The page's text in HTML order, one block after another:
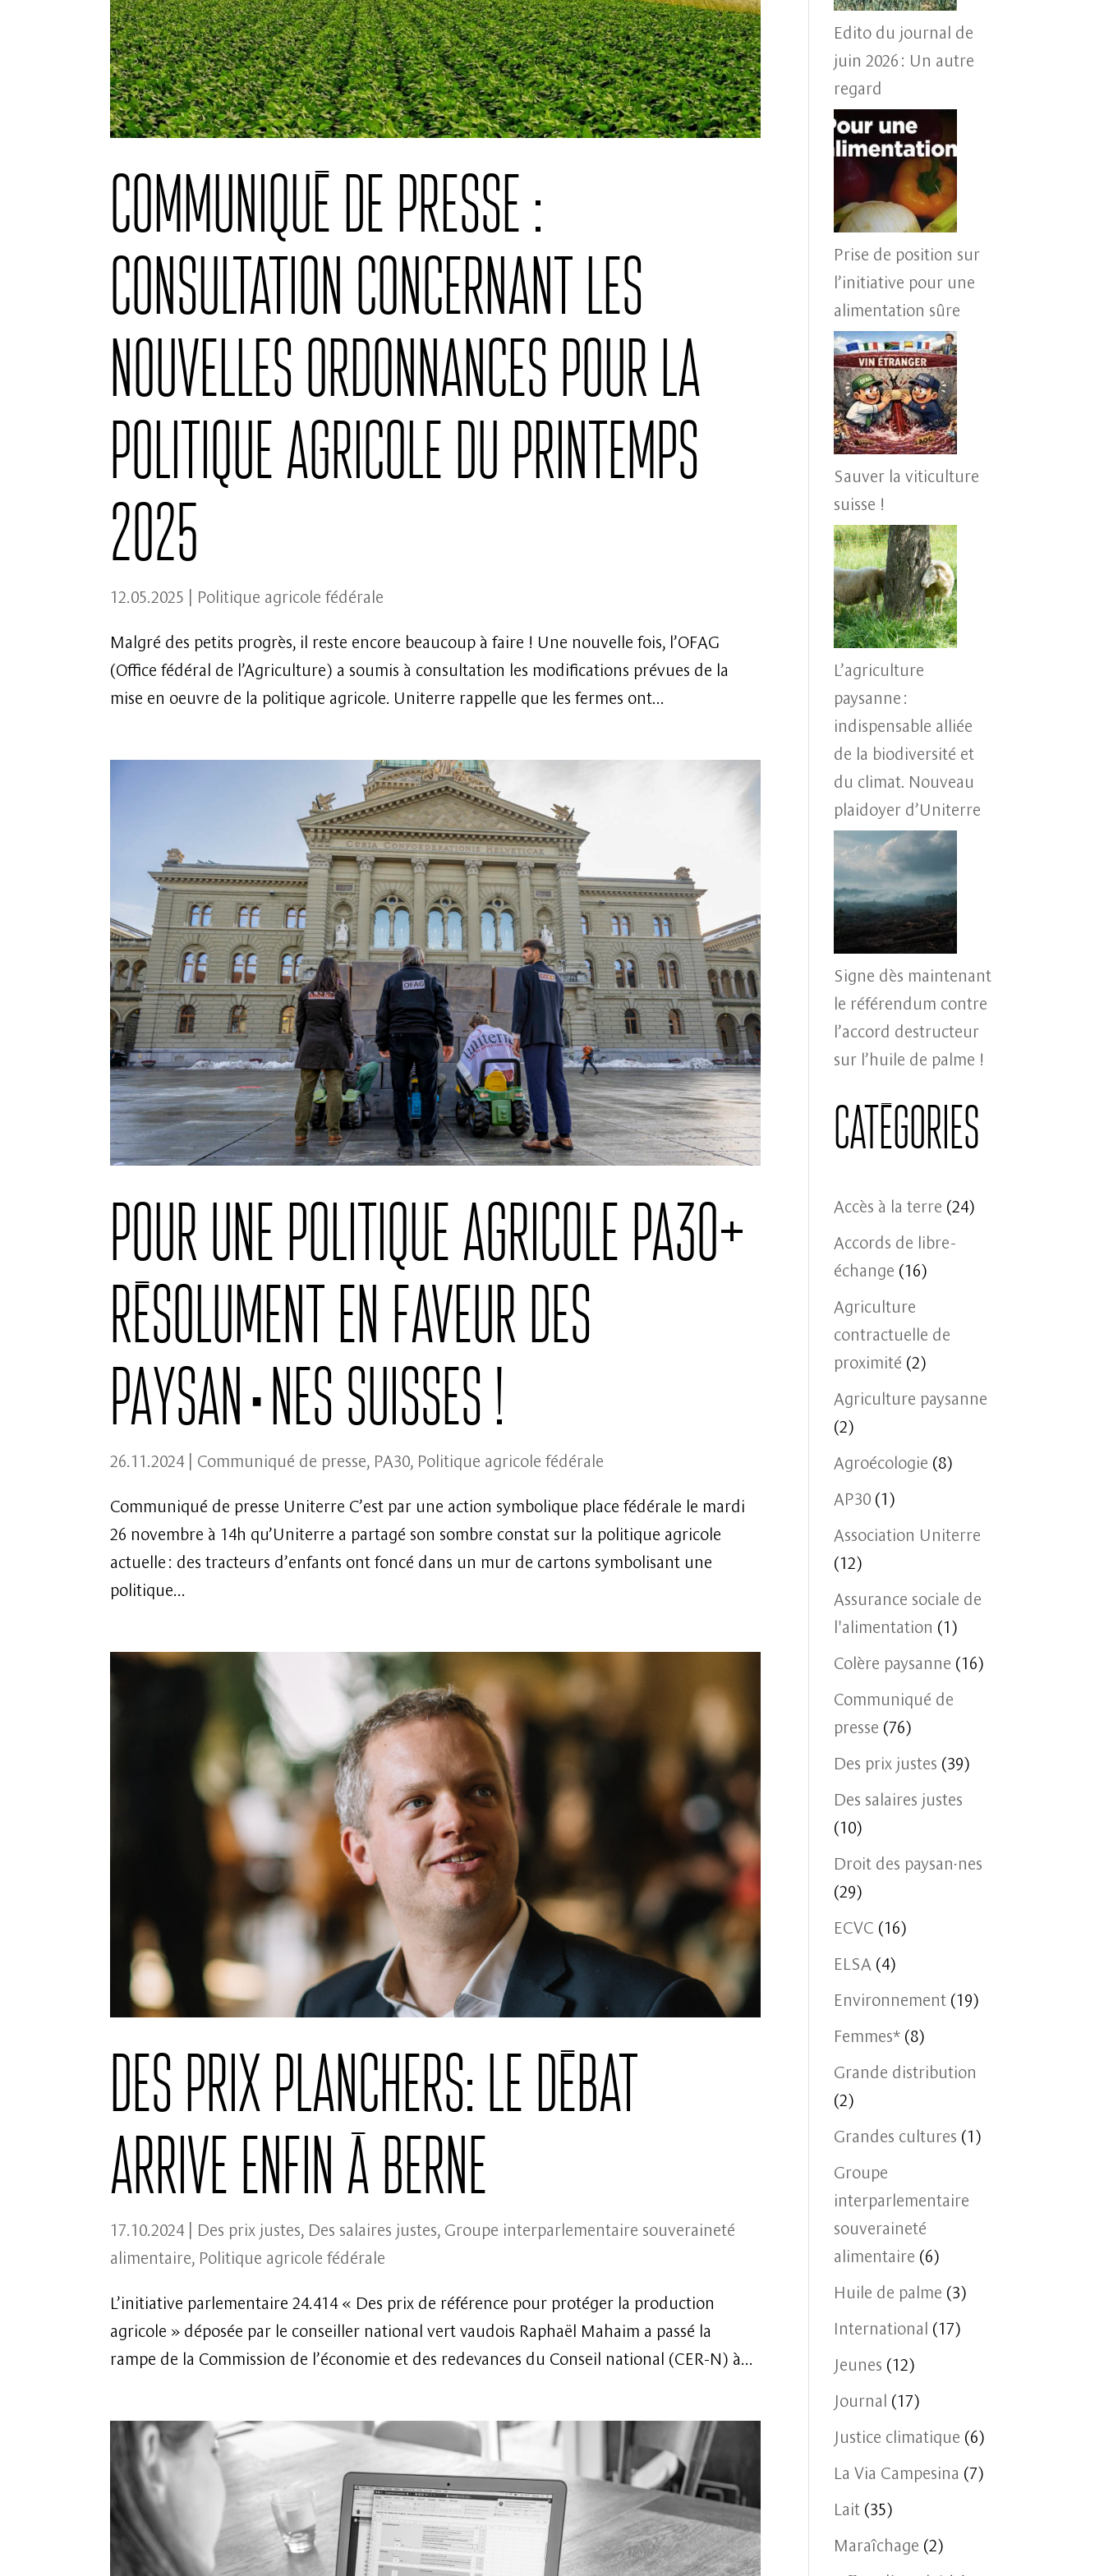
Communiqué de presse :
Consultation concernant les
nouvelles ordonnances pour la
politique agricole du printemps
2025
12.05.2025 | Politique agricole fédérale
Malgré des petits progrès, il reste encore beaucoup à faire ! Une nouvelle fois, l’OFAG
(Office fédéral de l’Agriculture) a soumis à consultation les modifications prévues de la
mise en oeuvre de la politique agricole. Uniterre rappelle que les fermes ont...
Pour une politique agricole PA30+
résolument en faveur des
paysan·nes suisses !
26.11.2024| Communiqué de presse, PA30, Politique agricole fédérale
Communiqué de presse Uniterre C’est par une action symbolique place fédérale le mardi
26 novembre à 14h qu’Uniterre a partagé son sombre constat sur la politique agricole
actuelle : des tracteurs d’enfants ont foncé dans un mur de cartons symbolisant une
politique...
Des prix planchers: le débat
arrive enfin à Berne
17.10.2024| Des prix justes, Des salaires justes, Groupe interparlementaire souveraineté
alimentaire, Politique agricole fédérale
L’initiative parlementaire 24.414 « Des prix de référence pour protéger la production
agricole » déposée par le conseiller national vert vaudois Raphaël Mahaim a passé la
rampe de la Commission de l’économie et des redevances du Conseil national (CER-N) à...
Edito du journal de
juin 2026 : Un autre
regard
Prise de position sur
l’initiative pour une
alimentation sûre
Sauver la viticulture
suisse !
L’agriculture
paysanne :
indispensable alliée
de la biodiversité et
du climat. Nouveau
plaidoyer d’Uniterre
Signe dès maintenant
le référendum contre
l’accord destructeur
sur l’huile de palme !
Catégories
Accès à la terre (24)
Accords de libre-
échange (16)
Agriculture
contractuelle de
proximité (2)
Agriculture paysanne
(2)
Agroécologie (8)
AP30 (1)
Association Uniterre
(12)
Assurance sociale de
l'alimentation (1)
Colère paysanne (16)
Communiqué de
presse (76)
Des prix justes (39)
Des salaires justes
(10)
Droit des paysan·nes
(29)
ECVC (16)
ELSA (4)
Environnement (19)
Femmes* (8)
Grande distribution
(2)
Grandes cultures (1)
Groupe
interparlementaire
souveraineté
alimentaire (6)
Huile de palme (3)
International (17)
Jeunes (12)
Journal (17)
Justice climatique (6)
La Via Campesina (7)
Lait (35)
Maraîchage (2)